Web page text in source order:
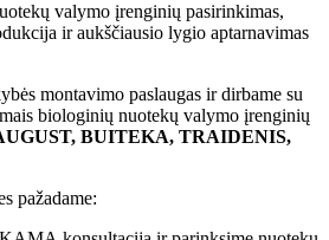
valymo įrenginių pasirinkimas,
ir aukščiausio lygio aptarnavimas
montavimo paslaugas ir dirbame su
biologinių nuotekų valymo įrenginių
BUITEKA, TRAIDENIS,
pažadame: